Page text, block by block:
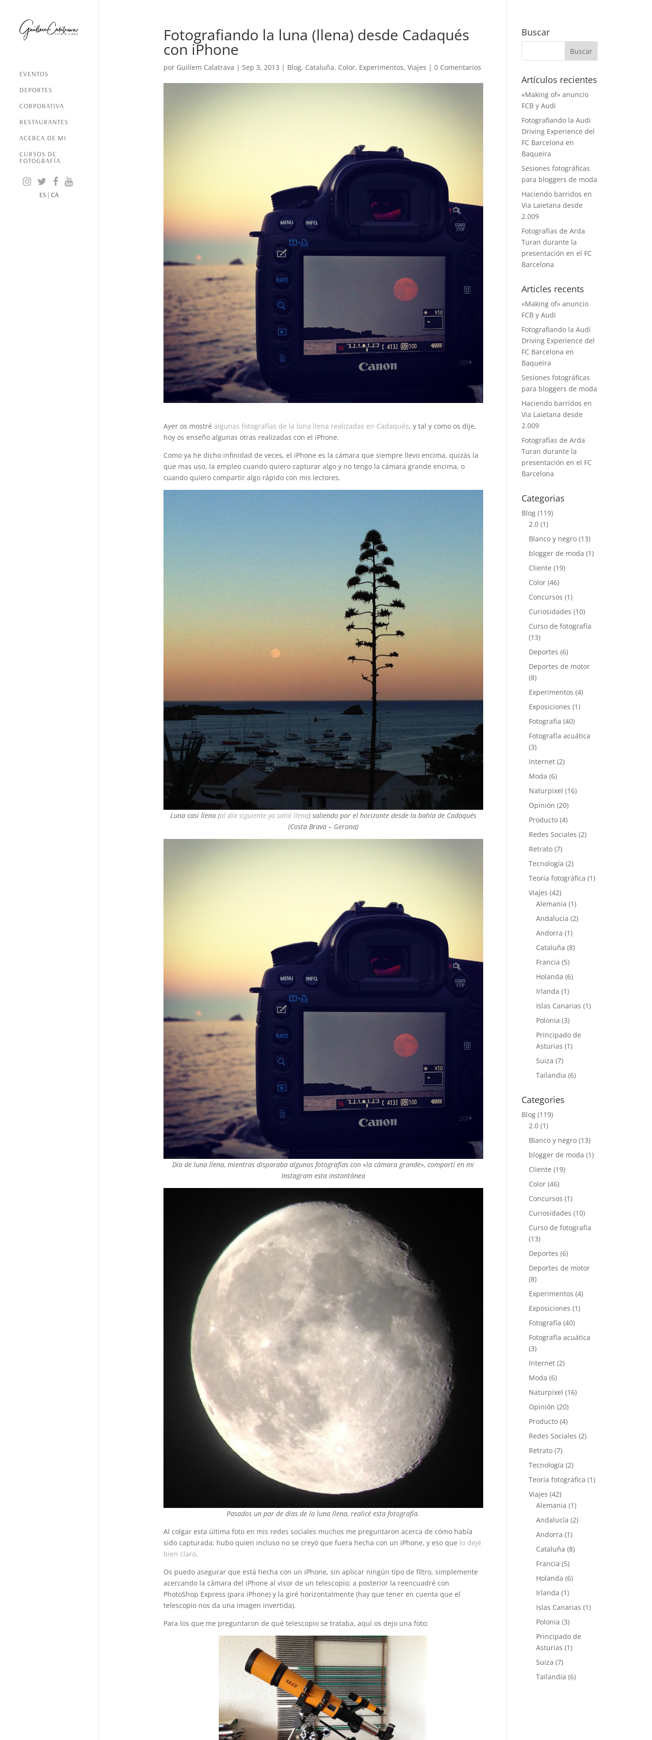
EVENTOS
DEPORTES
CORPORATIVA
RESTAURANTES
ACERCA DE MI
CURSOS DE
FOTOGRAFÍA
ES| CA
Fotografiando la luna (llena) desde Cadaqués
con iPhone
por Guillem Calatrava | Sep 3, 2013 | Blog, Cataluña, Color, Experimentos, Viajes | 0 Comentarios
Ayer os mostré algunas fotografías de la luna llena realizadas en Cadaqués, y tal y como os dije,
hoy os enseño algunas otras realizadas con el iPhone.
Como ya he dicho infinidad de veces, el iPhone es la cámara que siempre llevo encima, quizás la
que mas uso, la empleo cuando quiero capturar algo y no tengo la cámara grande encima, o
cuando quiero compartir algo rápido con mis lectores.
Luna casi llena (al día siguiente ya salió llena) saliendo por el horizonte desde la bahía de Cadaqués
(Costa Brava – Gerona)
Día de luna llena, mientras disparaba algunas fotografías con «la cámara grande», compartí en mi
Instagram esta instantánea
Pasados un par de días de la luna llena, realicé esta fotografía.
Al colgar esta última foto en mis redes sociales muchos me preguntaron acerca de cómo había
sido capturada; hubo quien incluso no se creyó que fuera hecha con un iPhone, y eso que lo dejé
bien claro.
Os puedo asegurar que está hecha con un iPhone, sin aplicar ningún tipo de filtro, simplemente
acercando la cámara del iPhone al visor de un telescopio; a posterior la reencuadré con
PhotoShop Express (para iPhone) y la giré horizontalmente (hay que tener en cuenta que el
telescopio nos da una imagen invertida).
Para los que me preguntaron de qué telescopio se trataba, aquí os dejo una foto:
Buscar
Artículos recientes
«Making of» anuncio
FCB y Audi
Fotografiando la Audi
Driving Experience del
FC Barcelona en
Baqueira
Sesiones fotográficas
para bloggers de moda
Haciendo barridos en
Via Laietana desde
2.009
Fotografías de Arda
Turan durante la
presentación en el FC
Barcelona
Articles recents
«Making of» anuncio
FCB y Audi
Fotografiando la Audi
Driving Experience del
FC Barcelona en
Baqueira
Sesiones fotográficas
para bloggers de moda
Haciendo barridos en
Via Laietana desde
2.009
Fotografías de Arda
Turan durante la
presentación en el FC
Barcelona
Categorias
Blog (119)
2.0 (1)
Blanco y negro (13)
blogger de moda (1)
Cliente (19)
Color (46)
Concursos (1)
Curiosidades (10)
Curso de fotografía
(13)
Deportes (6)
Deportes de motor
(8)
Experimentos (4)
Exposiciones (1)
Fotografía (40)
Fotografía acuática
(3)
Internet (2)
Moda (6)
Naturpixel (16)
Opinión (20)
Producto (4)
Redes Sociales (2)
Retrato (7)
Tecnología (2)
Teoría fotográfica (1)
Viajes (42)
Alemania (1)
Andalucía (2)
Andorra (1)
Cataluña (8)
Francia (5)
Holanda (6)
Irlanda (1)
Islas Canarias (1)
Polonia (3)
Principado de
Asturias (1)
Suiza (7)
Tailandia (6)
Categories
Blog (119)
2.0 (1)
Blanco y negro (13)
blogger de moda (1)
Cliente (19)
Color (46)
Concursos (1)
Curiosidades (10)
Curso de fotografía
(13)
Deportes (6)
Deportes de motor
(8)
Experimentos (4)
Exposiciones (1)
Fotografía (40)
Fotografía acuática
(3)
Internet (2)
Moda (6)
Naturpixel (16)
Opinión (20)
Producto (4)
Redes Sociales (2)
Retrato (7)
Tecnología (2)
Teoría fotográfica (1)
Viajes (42)
Alemania (1)
Andalucía (2)
Andorra (1)
Cataluña (8)
Francia (5)
Holanda (6)
Irlanda (1)
Islas Canarias (1)
Polonia (3)
Principado de
Asturias (1)
Suiza (7)
Tailandia (6)